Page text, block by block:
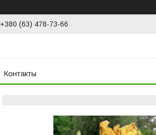
+380 (63) 478-73-66
Контакты